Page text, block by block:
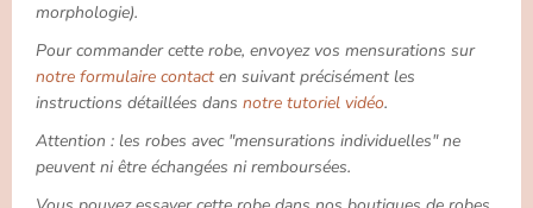
morphologie).
Pour commander cette robe, envoyez vos mensurations sur
notre formulaire contact en suivant précisément les
instructions détaillées dans notre tutoriel vidéo.
Attention : les robes avec "mensurations individuelles" ne
peuvent ni être échangées ni remboursées.